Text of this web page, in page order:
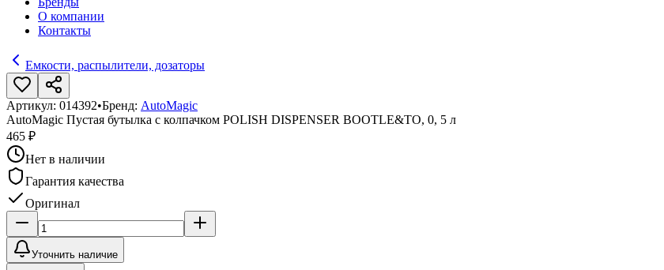
О компании
Контакты
Емкости, распылители, дозаторы
Артикул: 014392•Бренд: AutoMagic
AutoMagic Пустая бутылка с колпачком POLISH DISPENSER BOOTLE&TO, 0, 5 л
465 ₽
Нет в наличии
Гарантия качества
Оригинал
Уточнить наличие